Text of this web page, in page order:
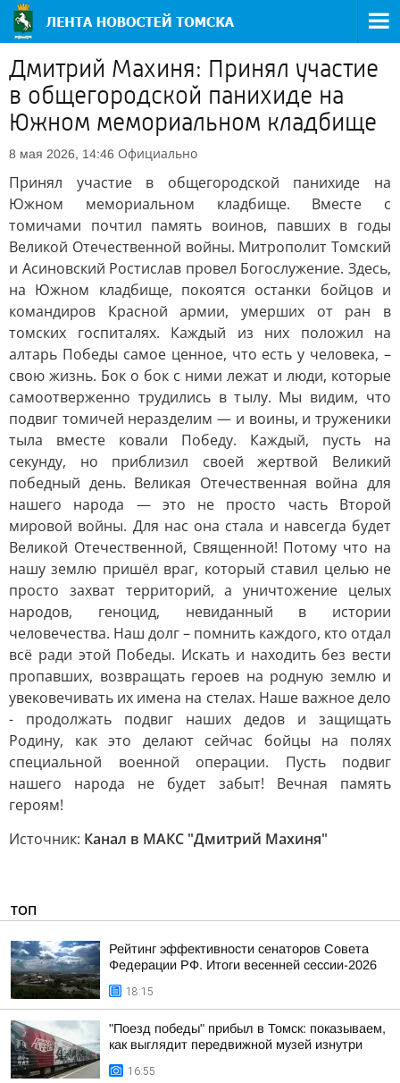
Дмитрий Махиня: Принял участие
в общегородской панихиде на
Южном мемориальном кладбище
8 мая 2026, 14:46 Официально
Принял участие в общегородской панихиде на
Южном мемориальном кладбище. Вместе с
томичами почтил память воинов, павших в годы
Великой Отечественной войны. Митрополит Томский
и Асиновский Ростислав провел Богослужение. Здесь,
на Южном кладбище, покоятся останки бойцов и
командиров Красной армии, умерших от ран в
томских госпиталях. Каждый из них положил на
алтарь Победы самое ценное, что есть у человека, –
свою жизнь. Бок о бок с ними лежат и люди, которые
самоотверженно трудились в тылу. Мы видим, что
подвиг томичей неразделим — и воины, и труженики
тыла вместе ковали Победу. Каждый, пусть на
секунду, но приблизил своей жертвой Великий
победный день. Великая Отечественная война для
нашего народа — это не просто часть Второй
мировой войны. Для нас она стала и навсегда будет
Великой Отечественной, Священной! Потому что на
нашу землю пришёл враг, который ставил целью не
просто захват территорий, а уничтожение целых
народов, геноцид, невиданный в истории
человечества. Наш долг – помнить каждого, кто отдал
всё ради этой Победы. Искать и находить без вести
пропавших, возвращать героев на родную землю и
увековечивать их имена на стелах. Наше важное дело
- продолжать подвиг наших дедов и защищать
Родину, как это делают сейчас бойцы на полях
специальной военной операции. Пусть подвиг
нашего народа не будет забыт! Вечная память
героям!
Источник: Канал в МАКС "Дмитрий Махиня"
ТОП
Рейтинг эффективности сенаторов Совета
Федерации РФ. Итоги весенней сессии-2026
18:15
"Поезд победы" прибыл в Томск: показываем,
как выглядит передвижной музей изнутри
16:55